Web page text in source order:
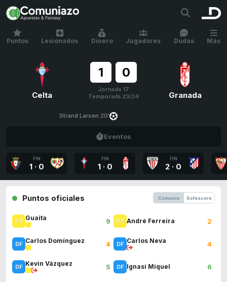
Puntos Lesionados Dinero Jugadores Dudas Más
Celta
1 0
Jornada 17
Temporada 23/24
Granada
Strand Larsen 20'
Eventos
FIN
1 · 0
FIN
1 · 0
FIN
2 · 0
Puntos oficiales Comunio Sofascore
Guaita 9
Carlos Domínguez 4
Kevin Vázquez 5
André Ferreira 2
Carlos Neva 4
Ignasi Miquel 6